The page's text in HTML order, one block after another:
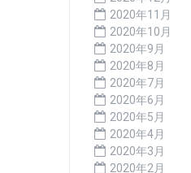
2020年11月
2020年10月
2020年9月
2020年8月
2020年7月
2020年6月
2020年5月
2020年4月
2020年3月
2020年2月